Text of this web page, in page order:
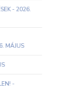
- 2026.
MÁJUS
-